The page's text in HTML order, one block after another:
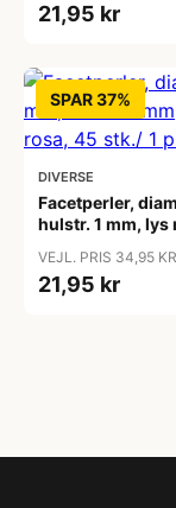
21,95 kr
SPAR 37%
DIVERSE
Facetperler,
hulstr. 1 mm, lys
VEJL. PRIS 34,95 KR
21,95 kr